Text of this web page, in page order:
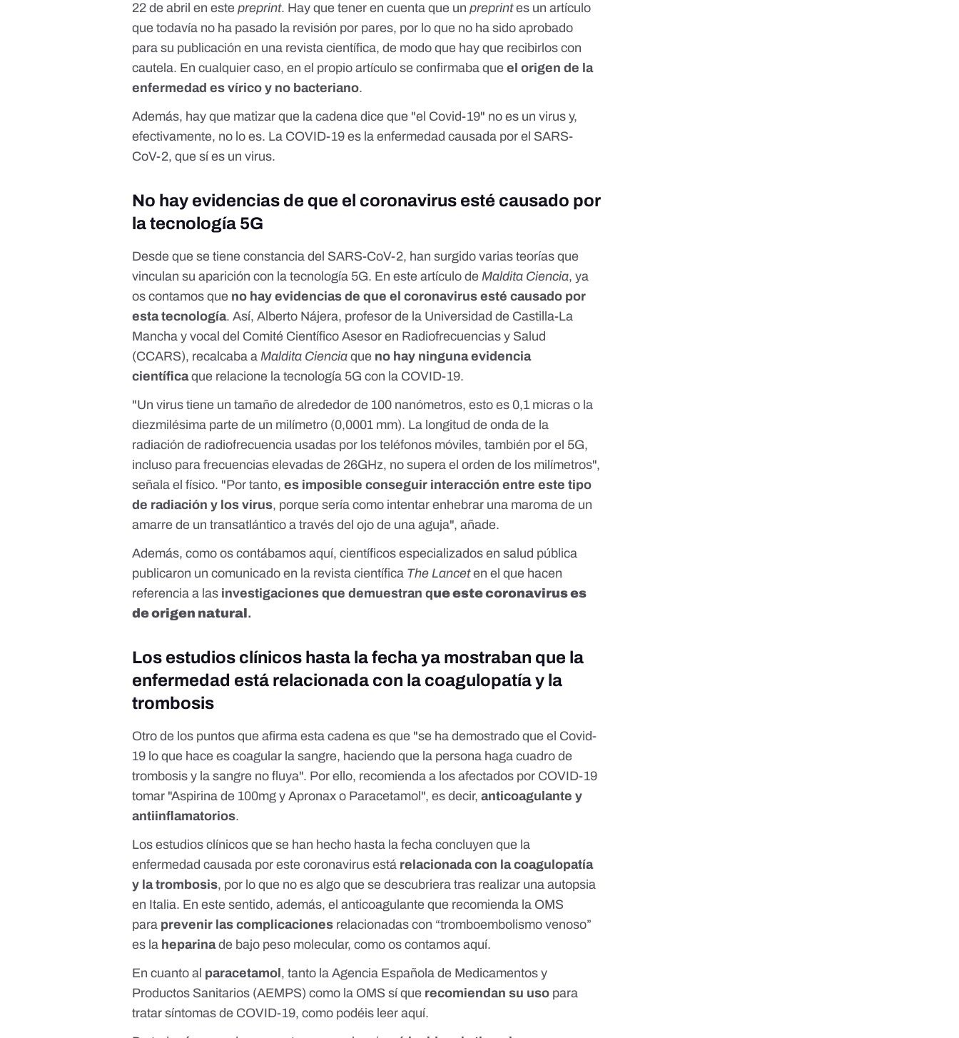
22 de abril en estepreprint. Hay que tener en cuenta que unpreprintes un artículo
que todavía no ha pasado la revisión por pares, por lo que no ha sido aprobado
para su publicación en una revista científica, de modo que hay que recibirlos con
cautela. En cualquier caso, en el propio artículo se confirmaba queel origen de la
enfermedad es vírico y no bacteriano.
Además, hay que matizar que la cadena dice que "el Covid-19" no es un virus y,
efectivamente, no lo es. La COVID-19 es la enfermedad causada por el SARS-
CoV-2, que sí es un virus.
No hay evidencias de que el coronavirus esté causado por
la tecnología 5G
Desde que se tiene constancia del SARS-CoV-2, han surgido varias teorías que
vinculan su aparición con la tecnología 5G. En este artículo deMaldita Ciencia, ya
os contamos que no hay evidencias de que el coronavirus esté causado por
esta tecnología. Así,Alberto Nájera, profesor de la Universidad de Castilla-La
Mancha y vocal del Comité Científico Asesor en Radiofrecuencias y Salud
(CCARS), recalcaba aMaldita Cienciaque no hay ninguna evidencia
científicaque relacione la tecnología 5G con la COVID-19.
"Un virus tiene un tamaño de alrededor de 100 nanómetros, esto es 0,1 micras o la
diezmilésima parte de un milímetro (0,0001 mm). La longitud de onda de la
radiación de radiofrecuencia usadas por los teléfonos móviles, también por el 5G,
incluso para frecuencias elevadas de 26GHz, no supera el orden de los milímetros",
señala el físico. "Por tanto,es imposible conseguir interacción entre este tipo
de radiación y los virus, porque sería como intentar enhebrar una maroma de un
amarre de un transatlántico a través del ojo de una aguja", añade.
Además, como os contábamosaquí, científicos especializados en salud pública
publicaron un comunicado en la revista científica The Lanceten el que hacen
referencia a las investigaciones que demuestran que este coronavirus es
de origen natural .
Los estudios clínicos hasta la fecha ya mostraban que la
enfermedad está relacionada con la coagulopatía y la
trombosis
Otro de los puntos que afirma esta cadena es que "se ha demostrado que el Covid-
19 lo que hace es coagular la sangre, haciendo que la persona haga cuadro de
trombosis y la sangre no fluya". Por ello, recomienda a los afectados por COVID-19
tomar "Aspirina de 100mg y Apronax o Paracetamol", es decir,anticoagulante y
antiinflamatorios.
Los estudios clínicos que se han hecho hasta la fecha concluyen que la
enfermedad causada por este coronavirus está relacionada con la coagulopatía
y la trombosis, por lo que no es algo que se descubriera tras realizar una autopsia
en Italia. En este sentido, además, el anticoagulante que recomienda la OMS
para prevenir las complicaciones relacionadas con “tromboembolismo venoso”
es la heparinade bajo peso molecular, como os contamosaquí.
En cuanto al paracetamol , tanto la Agencia Española de Medicamentos y
Productos Sanitarios (AEMPS) como la OMS sí que recomiendan su uso para
tratar síntomas de COVID-19, como podéis leeraquí.